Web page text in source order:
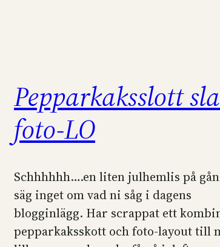
Pepparkaksslott
foto-LO
Schhhhhh….en liten julhemlis på
säg inget om vad ni såg i dagens
blogginlägg. Har scrappat ett
pepparkaksskott och foto-layout till